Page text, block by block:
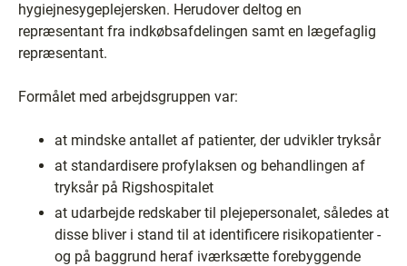
hygiejnesygeplejersken. Herudover deltog en
repræsentant fra indkøbsafdelingen samt en lægefaglig
repræsentant.
Formålet med arbejdsgruppen var:
at mindske antallet af patienter, der udvikler tryksår
at standardisere profylaksen og behandlingen af
tryksår på Rigshospitalet
at udarbejde redskaber til plejepersonalet, således at
disse bliver i stand til at identificere risikopatienter ­
og på baggrund heraf iværksætte forebyggende